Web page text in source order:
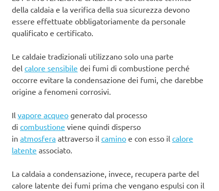
della caldaia e la verifica della sua sicurezza devono
essere effettuate obbligatoriamente da personale
qualificato e certificato.
Le caldaie tradizionali utilizzano solo una parte
del calore sensibile dei fumi di combustione perché
occorre evitare la condensazione dei fumi, che darebbe
origine a fenomeni corrosivi.
Il vapore acqueo generato dal processo
di combustione viene quindi disperso
in atmosfera attraverso il camino e con esso il calore
latente associato.
La caldaia a condensazione, invece, recupera parte del
calore latente dei fumi prima che vengano espulsi con il